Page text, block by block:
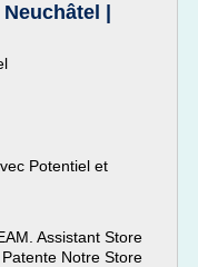
|
Potentiel et
Assistant Store
Notre Store